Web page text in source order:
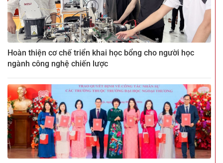
Hoàn thiện cơ chế triển khai học bổng cho người học
ngành công nghệ chiến lược